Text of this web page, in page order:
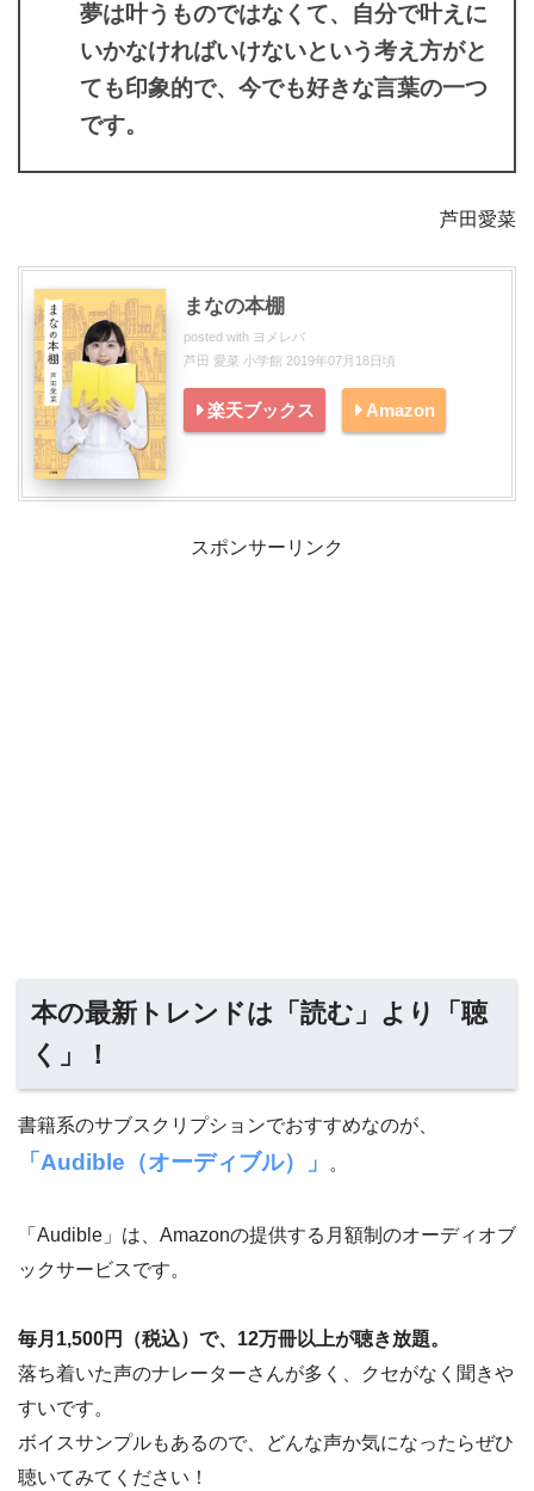
夢は叶うものではなくて、自分で叶えに
いかなければいけないという考え方がと
ても印象的で、今でも好きな言葉の一つ
です。
芦田愛菜
まなの本棚
posted with ヨメレバ
芦田 愛菜 小学館 2019年07月18日頃
楽天ブックス Amazon
スポンサーリンク
本の最新トレンドは「読む」より「聴
く」！
書籍系のサブスクリプションでおすすめなのが、
「Audible（オーディブル）」 。
「Audible」は、Amazonの提供する月額制のオーディオブ
ックサービスです。
毎月1,500円（税込）で、12万冊以上が聴き放題。
落ち着いた声のナレーターさんが多く、クセがなく聞きや
すいです。
ボイスサンプルもあるので、どんな声か気になったらぜひ
聴いてみてください！